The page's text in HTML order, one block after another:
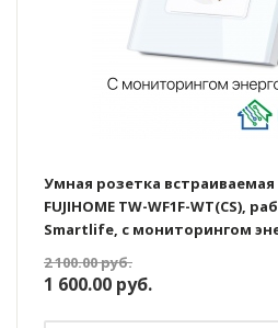
Умная розетка
FUJIHOME TW-WF1F-WT(CS),
Smartlife, с мониторингом
таймером, цвет белый
2 100.00руб.
1 600.00 руб.